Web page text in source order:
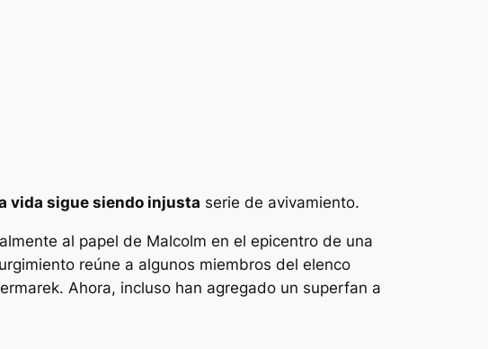
vida sigue siendo injusta serie de avivamiento.
al papel de Malcolm en el epicentro de una
reúne a algunos miembros del elenco
Ahora, incluso han agregado un superfan a